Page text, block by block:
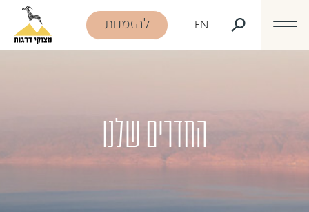
EN להזמנות
החדרים שלנו